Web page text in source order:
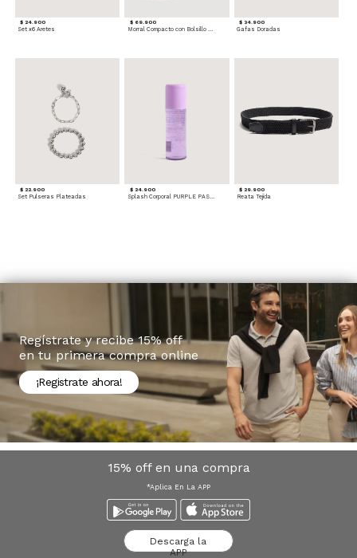
$ 24.900
Set x6 Aretes
$ 69.900
Morral Compacto con Bolsillo Frontal
$ 34.900
Gafas Doradas
$ 22.900
Set Pulseras Plateadas
$ 24.900
Splash Corporal PURPLE PASSION - Floral
$ 29.900
Reata Tejida
Regístrate y recibe 15% off
en tu primera compra online
¡Registrate ahora!
15% off en una compra
*Aplica En La APP
Descarga la
APP